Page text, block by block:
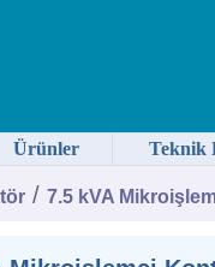
/ 7.5 kVA
Ürünler Teknik